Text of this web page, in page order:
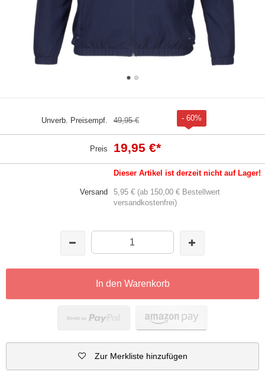
Unverb. Preisempf. 49,95 € - 60%
Preis 19,95 €*
Dieser Artikel ist derzeit nicht auf Lager!
Versand
5,95 € (ab 150,00 € Bestellwert
versandkostenfrei)
In den Warenkorb
Zur Merkliste hinzufügen